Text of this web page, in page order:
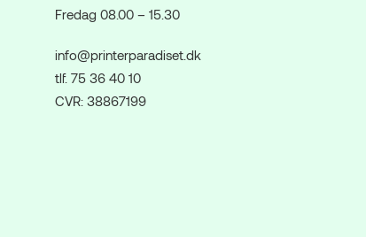
Fredag 08.00 – 15.30
info@printerparadiset.dk
tlf. 75 36 40 10
CVR: 38867199